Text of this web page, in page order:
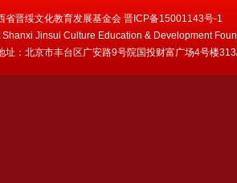
省晋绥文化教育发展基金会 晋ICP备15001143号-1
Jinsui Culture Education & Development
址：北京市丰台区广安路9号院国投财富广场4号楼